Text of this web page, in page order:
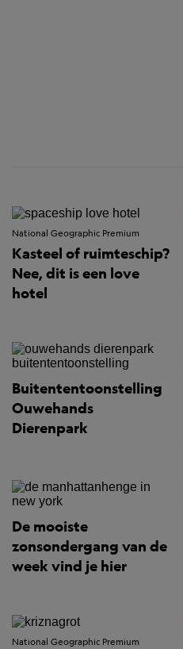
National Geographic Premium
Kasteel of ruimteschip?
Nee, dit is een love
hotel
Buitententoonstelling
Ouwehands
Dierenpark
De mooiste
zonsondergang van de
week vind je hier
National Geographic Premium